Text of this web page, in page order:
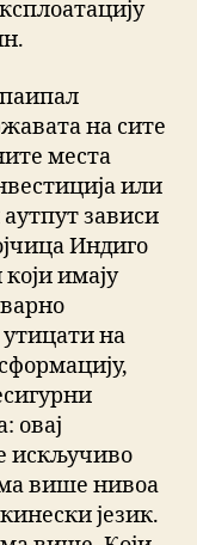
на сите
места
или
зависи
Индиго
имају
на
овај
искључиво
више нивоа
језик.